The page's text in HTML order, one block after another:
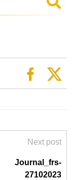
Next post
Journal_frs-
27102023